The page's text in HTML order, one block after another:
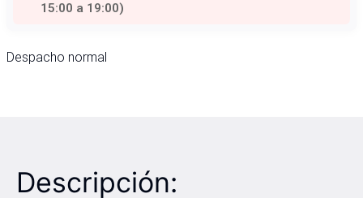
15:00 a 19:00)
Despacho normal
Descripción: